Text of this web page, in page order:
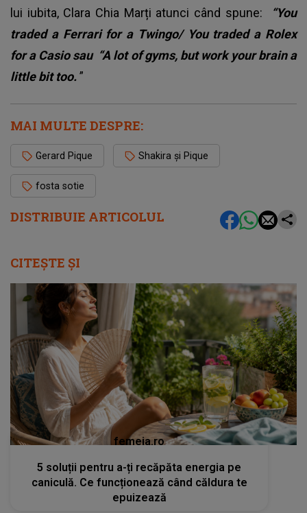
DISTRIBUIE ARTICOLUL
lui iubita, Clara Chia Marți atunci când spune:
“You
traded a Ferrari for a Twingo/ You traded a Rolex
for a Casio sau “A lot of gyms, but work your brain a
little bit too.”
MAI MULTE DESPRE:
Gerard Pique Shakira și Pique
fosta sotie
CITEȘTE ȘI
femeia.ro
5 soluții pentru a-ți recăpăta energia pe
caniculă. Ce funcționează când căldura te
epuizează